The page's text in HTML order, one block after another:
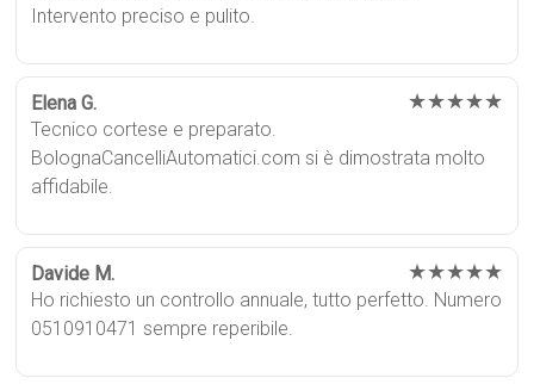
Intervento preciso e pulito.
Elena G. ★★★★★
Tecnico cortese e preparato.
BolognaCancelliAutomatici.com si è dimostrata molto
affidabile.
Davide M. ★★★★★
Ho richiesto un controllo annuale, tutto perfetto. Numero
0510910471 sempre reperibile.